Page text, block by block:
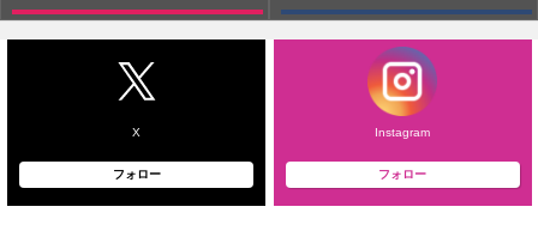
X
フォロー
Instagram
フォロー